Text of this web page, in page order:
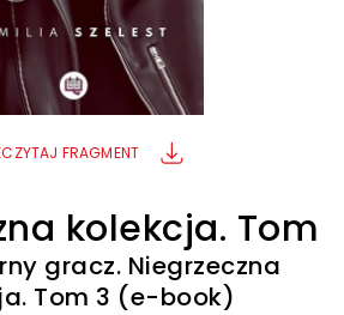
FRAGMENT
kolekcja. Tom
gracz. Niegrzeczna
Tom 3 (e-book)